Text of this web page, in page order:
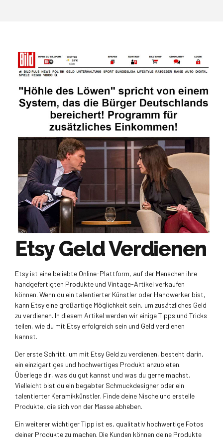
Etsy Geld Verdienen
Etsy ist eine beliebte Online-Plattform, auf der Menschen ihre
handgefertigten Produkte und Vintage-Artikel verkaufen
können. Wenn du ein talentierter Künstler oder Handwerker bist,
kann Etsy eine großartige Möglichkeit sein, um zusätzliches Geld
zu verdienen. In diesem Artikel werden wir einige Tipps und Tricks
teilen, wie du mit Etsy erfolgreich sein und Geld verdienen
kannst.
Der erste Schritt, um mit Etsy Geld zu verdienen, besteht darin,
ein einzigartiges und hochwertiges Produkt anzubieten.
Überlege dir, was du gut kannst und was du gerne machst.
Vielleicht bist du ein begabter Schmuckdesigner oder ein
talentierter Keramikkünstler. Finde deine Nische und erstelle
Produkte, die sich von der Masse abheben.
Ein weiterer wichtiger Tipp ist es, qualitativ hochwertige Fotos
deiner Produkte zu machen. Die Kunden können deine Produkte